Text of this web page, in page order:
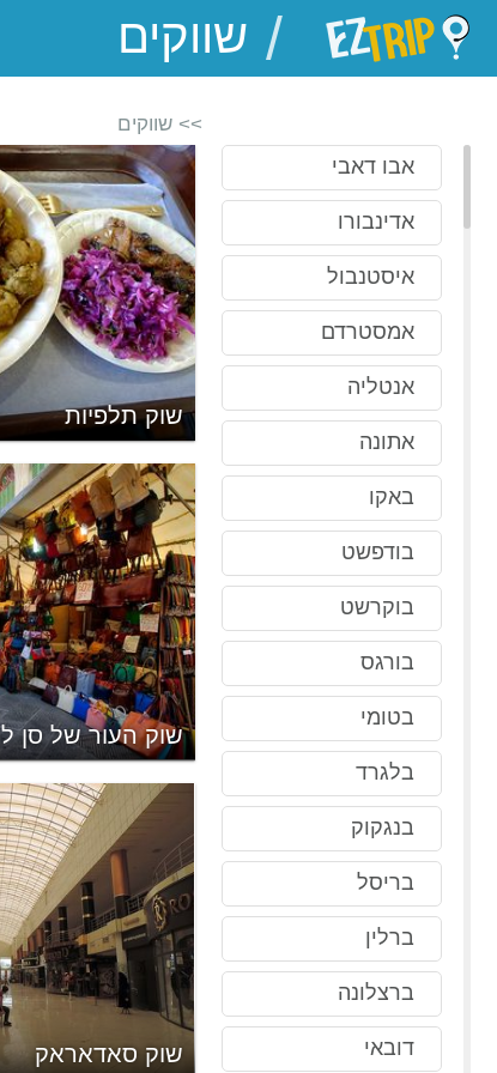
EZTrip
/
אבו דאבי
אדינבורו
איסטנבול
אמסטרדם
אנטליה
אתונה
באקו
בודפשט
בוקרשט
בורגס
בטומי
בלגרד
בנגקוק
בריסל
ברלין
ברצלונה
דובאי
>> שווקים
שוק תלפיות
שוק העור של סן
שוק סאדאראק